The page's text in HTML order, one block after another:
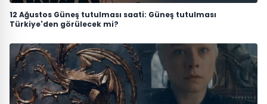
12 Ağustos Güneş tutulması saati: Güneş tutulması
Türkiye'den görülecek mi?